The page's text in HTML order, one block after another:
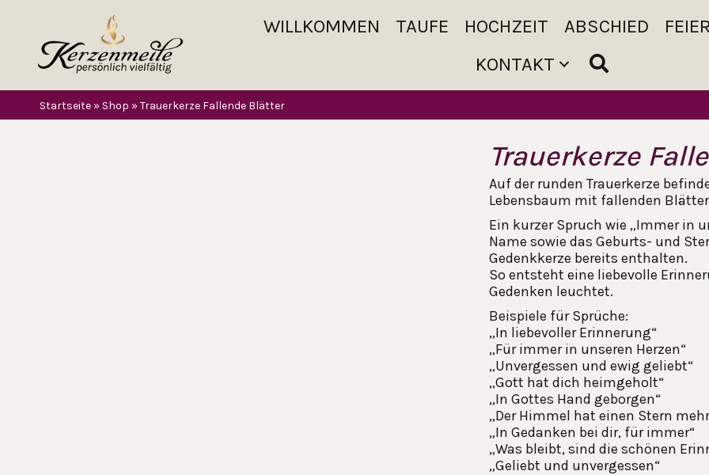
WILLKOMMEN TAUFE HOCHZEIT ABSCHIED
KONTAKT
Startseite » Shop » Trauerkerze Fallende Blätter
Trauerkerze
Auf der runden Trauerkerze
Lebensbaum mit fallenden
Ein kurzer Spruch wie „Immer in
Name sowie das Geburts- und
Gedenkkerze bereits enthalten.
So entsteht eine liebevolle
Gedenken leuchtet.
Beispiele für Sprüche:
„In liebevoller Erinnerung“
„Für immer in unseren Herzen“
„Unvergessen und ewig geliebt“
„Gott hat dich heimgeholt“
„In Gottes Hand geborgen“
„Der Himmel hat einen Stern
„In Gedanken bei dir, für immer“
„Was bleibt, sind die schönen
„Geliebt und unvergessen“